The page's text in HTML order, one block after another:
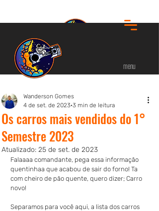
menu
Os carros mais vendidos do 1°
Semestre 2023
Wanderson Gomes
4 de set. de 2023 3 min de leitura
Atualizado: 25 de set. de 2023
Falaaaa comandante, pega essa informação
quentinhaa que acabou de sair do forno! Ta
com cheiro de pão quente, quero dizer; Carro
novo!
Separamos para você aqui, a lista dos carros